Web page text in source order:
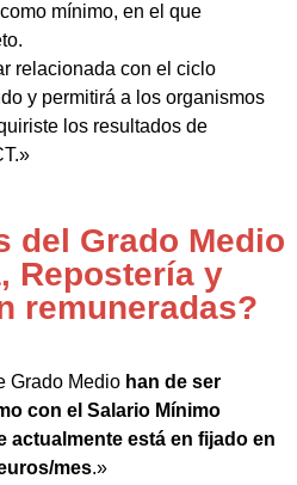
mínimo, en el que
relacionada con el ciclo
y permitirá a los organismos
los resultados de
del Grado Medio
Repostería y
remuneradas?
Grado Medio han de ser
con el Salario Mínimo
actualmente está en fijado en
mes.»